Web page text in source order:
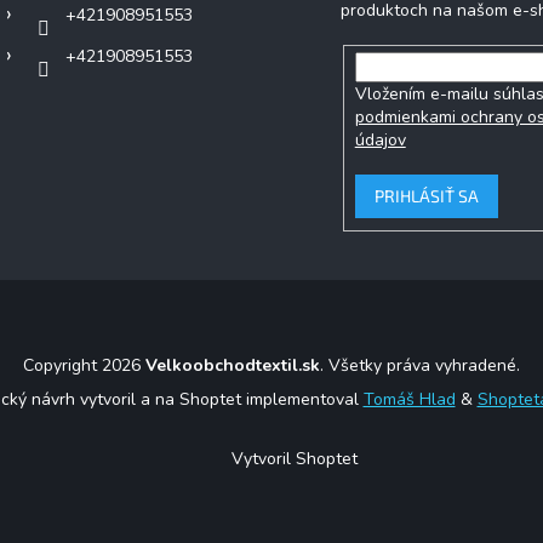
+421908951553
+421908951553
produktoch na našom e-
Vložením e-mailu
podmienkami ochrany
údajov
PRIHLÁSIŤ SA
Copyright 2026 Velkoobchodtextil.sk. Všetky práva vyhradené.
návrh vytvoril a na Shoptet implementoval Tomáš Hlad &
Vytvoril Shoptet